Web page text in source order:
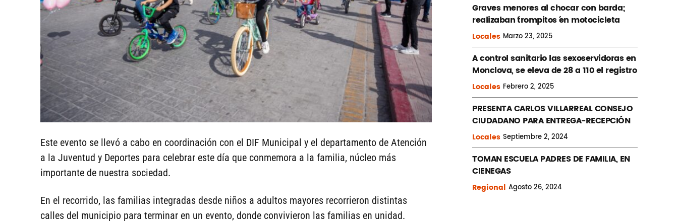
Este evento se llevó a cabo en coordinación con el DIF Municipal y el departamento de Atención
a la Juventud y Deportes para celebrar este día que conmemora a la familia, núcleo más
importante de nuestra sociedad.
En el recorrido, las familias integradas desde niños a adultos mayores recorrieron distintas
calles del municipio para terminar en un evento, donde convivieron las familias en unidad.
Graves menores al chocar con barda;
realizaban ´trompitos ´en motocicleta
Locales Marzo23, 2025
A control sanitario las sexoservidoras en
Monclova, se eleva de 28 a 110 el registro
Locales Febrero2, 2025
PRESENTA CARLOS VILLARREAL CONSEJO
CIUDADANO PARA ENTREGA-RECEPCIÓN
Locales Septiembre2, 2024
TOMAN ESCUELA PADRES DE FAMILIA, EN
CIENEGAS
Regional Agosto26, 2024